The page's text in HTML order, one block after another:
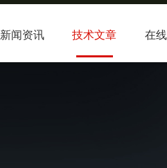
新闻资讯 技术文章 在